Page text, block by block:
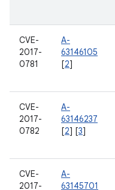
CVE-
2017-
0781
A-
63146105
[2]
CVE-
2017-
0782
A-
63146237
[2] [3]
CVE-
2017-
A-
63145701